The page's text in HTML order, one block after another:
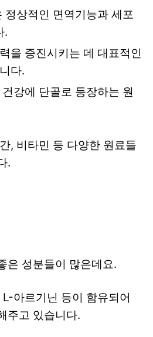
정상적인 면역기능과 세포
.
을 증진시키는 데 대표적인
다.
강에 단골로 등장하는 원
, 비타민 등 다양한 원료들
.
은 성분들이 많은데요.
아르기닌 등이 함유되어
주고 있습니다.